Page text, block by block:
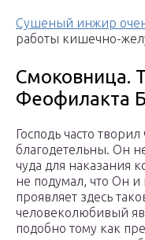
Сушеный инжир
работы кишечно-
Смоковница.
Феофилакта
Господь часто
благодетельны. Он
чуда для наказания
не подумал, что Он и
проявляет здесь
человеколюбивый
подобно тому как